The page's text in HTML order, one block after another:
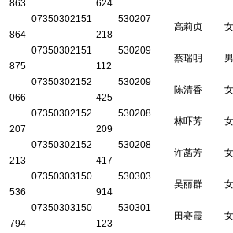
863
624
07350302151
864
530207
218
高莉贞 女
07350302151
875
530209
112
蔡瑞明 男
07350302152
066
530209
425
陈清香 女
07350302152
207
530208
209
林吓芳 女
07350302152
213
530208
417
许菡芳 女
07350303150
536
530303
914
吴丽群 女
07350303150
794
530301
123
田赛霞 女